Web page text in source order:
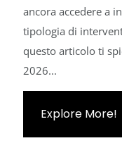
ancora accedere a
tipologia di
questo articolo ti
2026...
Explore More!